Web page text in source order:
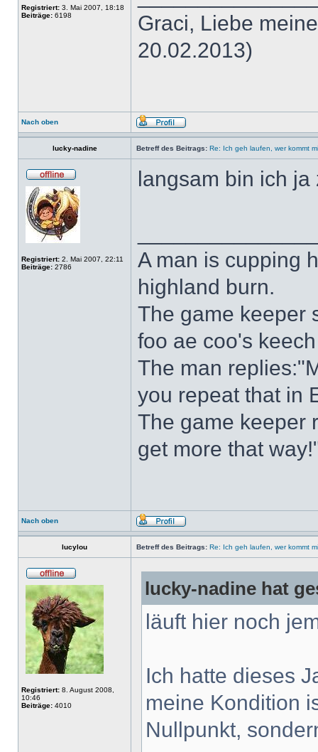
Registriert: 3. Mai 2007, 18:18
Beiträge: 6198
Graci, Liebe
20.02.2013)
Nach oben
lucky-nadine Betreff des Beitrags: Re: Ich geh laufen, wer kommt
Registriert: 2. Mai 2007, 22:11
Beiträge: 2786
langsam bin ich
A man is cupping
highland burn.
The game keeper
foo ae coo's
The man
you repeat that in
The game keeper
get more that
Nach oben
lucylou Betreff des Beitrags: Re: Ich geh laufen, wer kommt
Registriert: 8. August 2008,
10:46
Beiträge: 4010
lucky-nadine hat
läuft hier noch
Ich hatte dieses
meine Kondition
Nullpunkt,